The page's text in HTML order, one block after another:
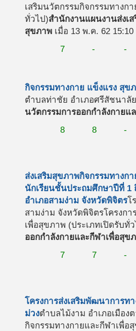
เสริมนวัตกรรมกิจกรรมทางก
ทั่วไป)สำนักงานแผนงานส่งเ
สุขภาพ เมื่อ 13 พ.ค. 62
7
- -
กิจกรรมทางกาย แข็งแรง สุข
ตำบลท่าชัย อำเภอศรีสัชนาลั
นวัตกรรมการออกกำลังกายแ
8
8 -
ส่งเสริมสุขภาพกิจกรรมทางก
นักเรียนชั้นประถมศึกษาปีที่ 1
อำเภอสามง่าม จังหวัดพิจิตรโ
สามง่าม จังหวัดพิจิตรโครงกา
เพื่อสุขภาพ (ประเภทเปิดรับทั่
ออกกำลังกายและกีฬาเพื่อสุข
7
7 -
โครงการส่งเสริมพัฒนาการท
ม่วงตำบลไม้งาม อำเภอเมือง
กิจกรรมทางกายและกีฬาเพื่อ